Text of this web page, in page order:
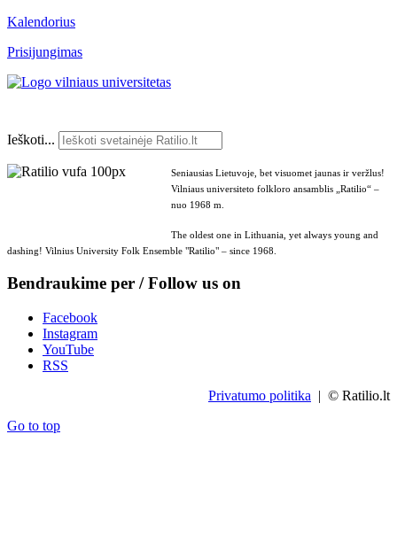
Kalendorius
Prisijungimas
Ieškoti...
Seniausias Lietuvoje, bet visuomet jaunas ir veržlus!
Vilniaus universiteto folkloro ansamblis „Ratilio“ –
nuo 1968 m.
The oldest one in Lithuania, yet always young and
dashing! Vilnius University Folk Ensemble "Ratilio" – since 1968.
Bendraukime per / Follow us on
Facebook
Instagram
YouTube
RSS
Privatumo politika | © Ratilio.lt
Go to top